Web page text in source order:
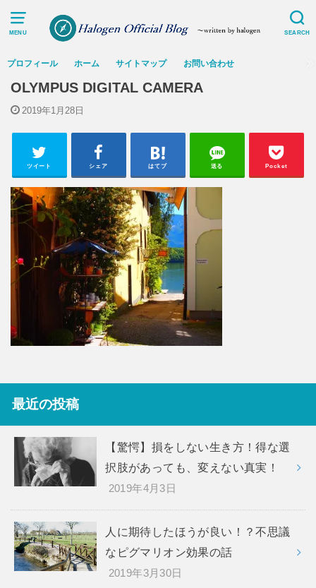
MENU SEARCH
プロフィール ホーム サイトマップ お問い合わせ
OLYMPUS DIGITAL CAMERA
2019年1月28日
ツイート シェア はてブ 送る Pocket
最近の投稿
【驚愕】損をしない生き方！得な選
択肢があっても、変えない真実！
2019年4月3日
人に期待したほうが良い！？不思議
なピグマリオン効果の話
2019年3月30日